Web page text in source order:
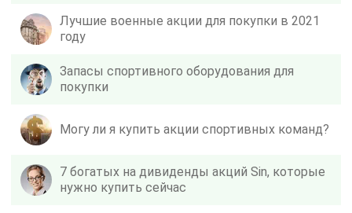
Лучшие военные акции для покупки в 2021
году
Запасы спортивного оборудования для
покупки
Могу ли я купить акции спортивных команд?
7 богатых на дивиденды акций Sin, которые
нужно купить сейчас